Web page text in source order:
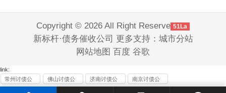
Copyright © 2026 All Right Reserve 51La
新标杆·债务催收公司 更多支持： 城市分站
网站地图 百度 谷歌
link:
常州讨债公
佛山讨债公
济南讨债公
南京讨债公